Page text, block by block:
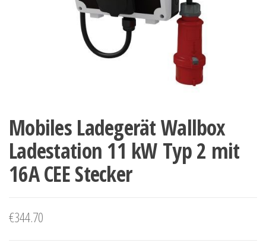
Mobiles Ladegerät Wallbox
Ladestation 11 kW Typ 2 mit
16A CEE Stecker
€344.70